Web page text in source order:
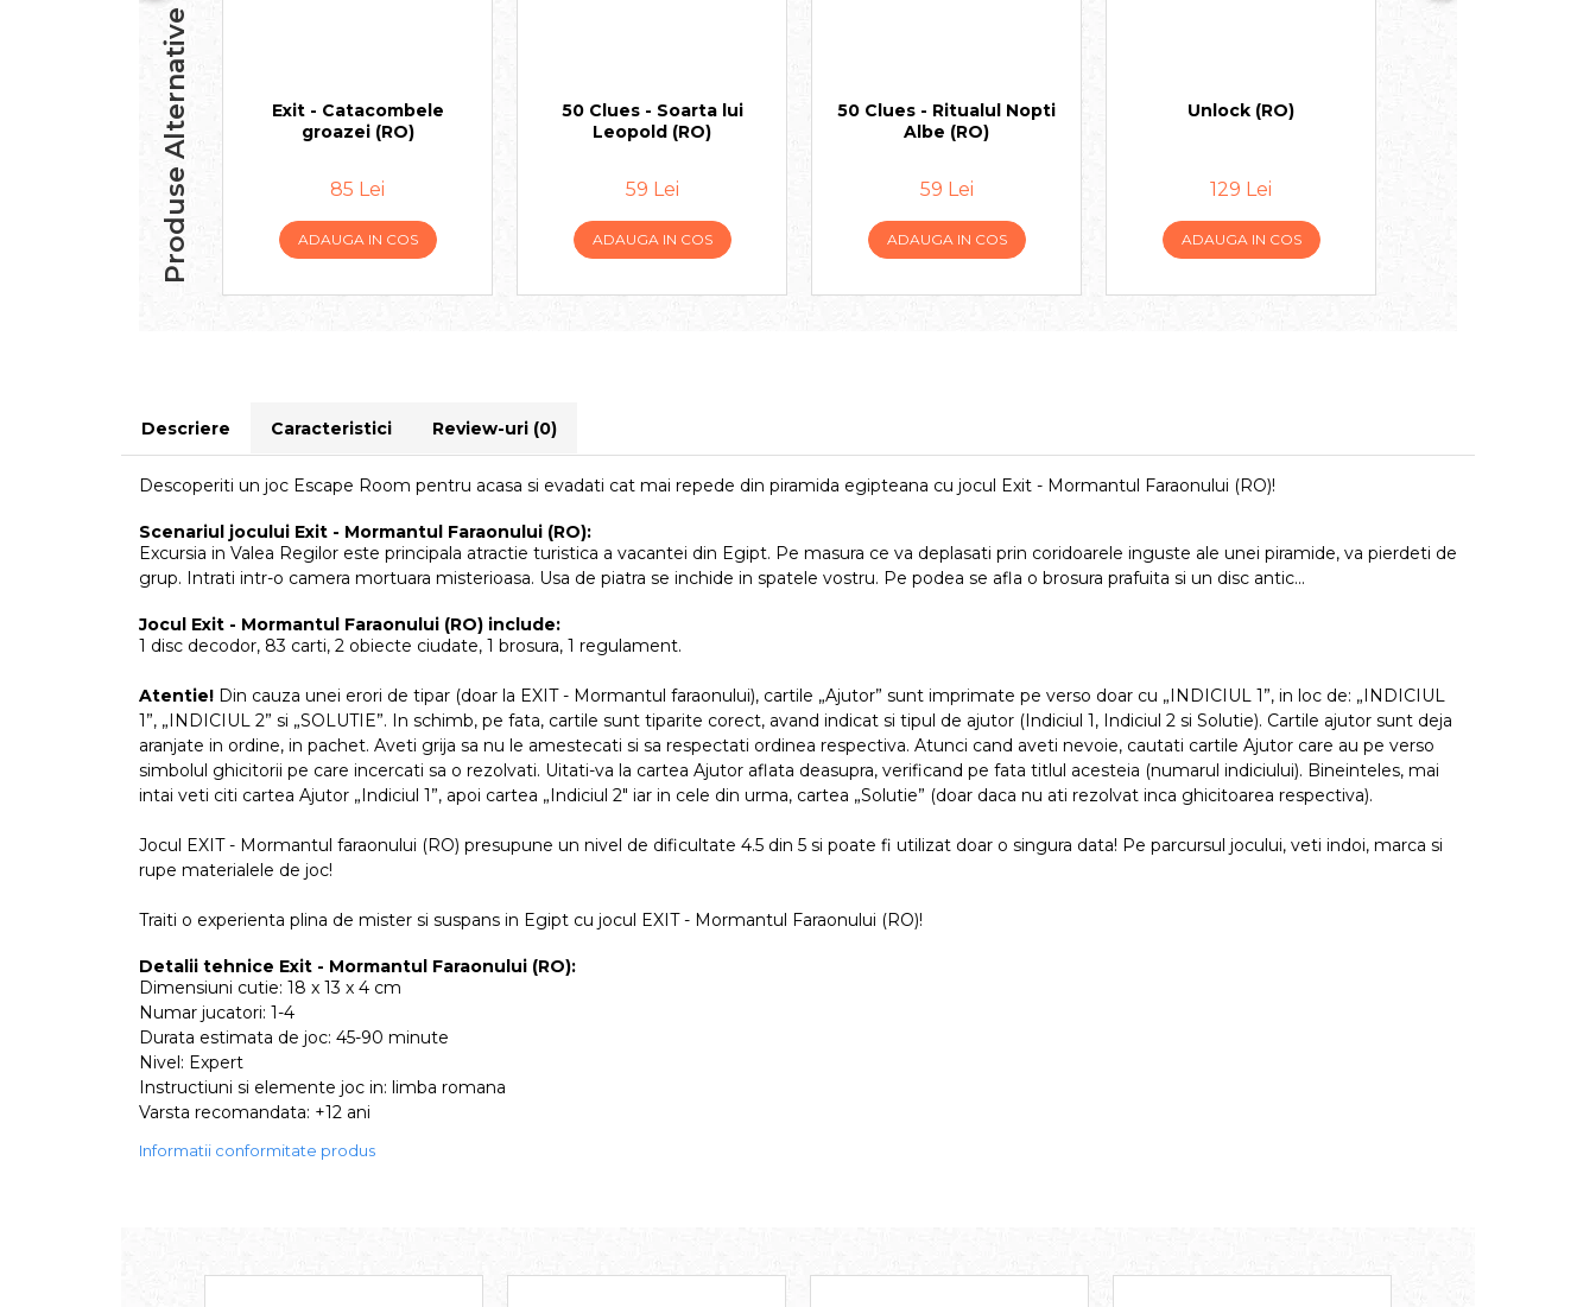
Produse Alternative
Exit - Catacombele
groazei (RO)
85 Lei
ADAUGA IN COS
50 Clues - Soarta lui
Leopold (RO)
59 Lei
ADAUGA IN COS
50 Clues - Ritualul Nopti
Albe (RO)
59 Lei
ADAUGA IN COS
Unlock (RO)
129 Lei
ADAUGA IN COS
Descriere Caracteristici Review-uri (0)
Descoperiti un joc Escape Room pentru acasa si evadati cat mai repede din piramida egipteana cu jocul Exit - Mormantul Faraonului (RO)!
Scenariul jocului Exit - Mormantul Faraonului (RO):
Excursia in Valea Regilor este principala atractie turistica a vacantei din Egipt. Pe masura ce va deplasati prin coridoarele inguste ale unei piramide, va pierdeti de
grup. Intrati intr-o camera mortuara misterioasa. Usa de piatra se inchide in spatele vostru. Pe podea se afla o brosura prafuita si un disc antic...
Jocul Exit - Mormantul Faraonului (RO) include:
1 disc decodor, 83 carti, 2 obiecte ciudate, 1 brosura, 1 regulament.
Atentie! Din cauza unei erori de tipar (doar la EXIT - Mormantul faraonului), cartile „Ajutor” sunt imprimate pe verso doar cu „INDICIUL 1”, in loc de: „INDICIUL
1”, „INDICIUL 2” si „SOLUTIE”. In schimb, pe fata, cartile sunt tiparite corect, avand indicat si tipul de ajutor (Indiciul 1, Indiciul 2 si Solutie). Cartile ajutor sunt deja
aranjate in ordine, in pachet. Aveti grija sa nu le amestecati si sa respectati ordinea respectiva. Atunci cand aveti nevoie, cautati cartile Ajutor care au pe verso
simbolul ghicitorii pe care incercati sa o rezolvati. Uitati-va la cartea Ajutor aflata deasupra, verificand pe fata titlul acesteia (numarul indiciului). Bineinteles, mai
intai veti citi cartea Ajutor „Indiciul 1”, apoi cartea „Indiciul 2" iar in cele din urma, cartea „Solutie” (doar daca nu ati rezolvat inca ghicitoarea respectiva).
Jocul EXIT - Mormantul faraonului (RO) presupune un nivel de dificultate 4.5 din 5 si poate fi utilizat doar o singura data! Pe parcursul jocului, veti indoi, marca si
rupe materialele de joc!
Traiti o experienta plina de mister si suspans in Egipt cu jocul EXIT - Mormantul Faraonului (RO)!
Detalii tehnice Exit - Mormantul Faraonului (RO):
Dimensiuni cutie: 18 x 13 x 4 cm
Numar jucatori: 1-4
Durata estimata de joc: 45-90 minute
Nivel: Expert
Instructiuni si elemente joc in: limba romana
Varsta recomandata: +12 ani
Informatii conformitate produs